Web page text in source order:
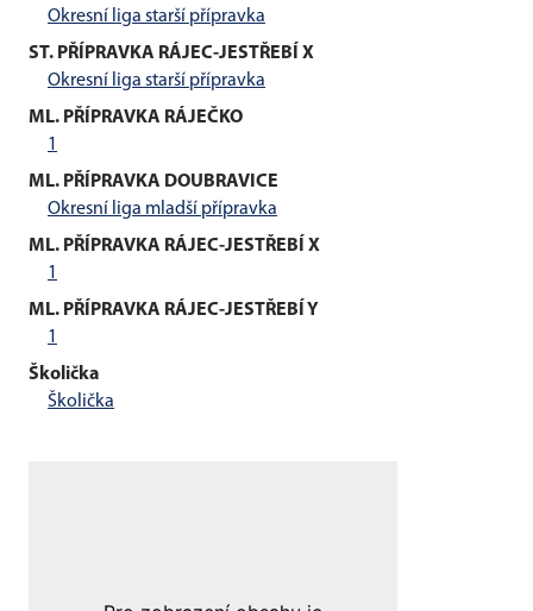
Okresní liga starší přípravka
ST. PŘÍPRAVKA RÁJEC-JESTŘEBÍ X
Okresní liga starší přípravka
ML. PŘÍPRAVKA RÁJEČKO
1
ML. PŘÍPRAVKA DOUBRAVICE
Okresní liga mladší přípravka
ML. PŘÍPRAVKA RÁJEC-JESTŘEBÍ X
1
ML. PŘÍPRAVKA RÁJEC-JESTŘEBÍ Y
1
Školička
Školička